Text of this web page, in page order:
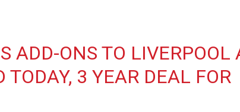
ADD-ONS TO LIVERPOOL
TODAY, 3 YEAR DEAL FOR